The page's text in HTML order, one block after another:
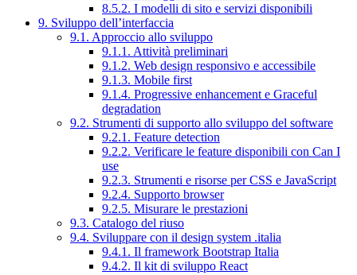
8.5.2. I modelli di sito e servizi disponibili
9. Sviluppo dell’interfaccia
9.1. Approccio allo sviluppo
9.1.1. Attività preliminari
9.1.2. Web design responsivo e accessibile
9.1.3. Mobile first
9.1.4. Progressive enhancement e Graceful
degradation
9.2. Strumenti di supporto allo sviluppo del software
9.2.1. Feature detection
9.2.2. Verificare le feature disponibili con Can I
use
9.2.3. Strumenti e risorse per CSS e JavaScript
9.2.4. Supporto browser
9.2.5. Misurare le prestazioni
9.3. Catalogo del riuso
9.4. Sviluppare con il design system .italia
9.4.1. Il framework Bootstrap Italia
9.4.2. Il kit di sviluppo React